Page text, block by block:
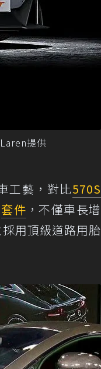
提供
工藝，對比570S
套件 ，不僅車長增
用頂級道路用胎